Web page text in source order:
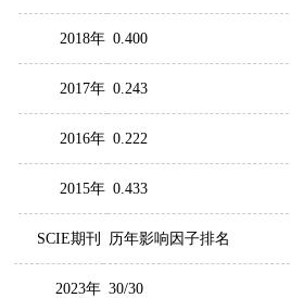
2018年 0.400
2017年 0.243
2016年 0.222
2015年 0.433
SCIE期刊 历年影响因子排名
2023年 30/30